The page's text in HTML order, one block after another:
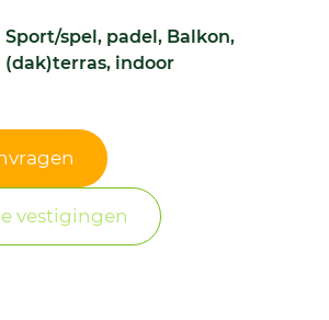
Sport/spel, padel, Balkon,
(dak)terras, indoor
vestigingen